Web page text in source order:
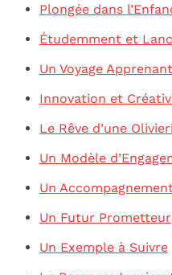
Plongée dans
Étudemment et
Un Voyage
Innovation et
Le Rêve d’une
Un Modèle
Un
Un Futur Prometteur
Un Exemple à Suivre